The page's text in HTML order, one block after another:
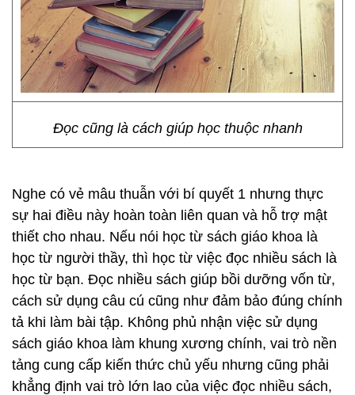
Đọc cũng là cách giúp học thuộc nhanh
Nghe có vẻ mâu thuẫn với bí quyết 1 nhưng thực
sự hai điều này hoàn toàn liên quan và hỗ trợ mật
thiết cho nhau. Nếu nói học từ sách giáo khoa là
học từ người thầy, thì học từ việc đọc nhiều sách là
học từ bạn. Đọc nhiều sách giúp bồi dưỡng vốn từ,
cách sử dụng câu cú cũng như đảm bảo đúng chính
tả khi làm bài tập. Không phủ nhận việc sử dụng
sách giáo khoa làm khung xương chính, vai trò nền
tảng cung cấp kiến thức chủ yếu nhưng cũng phải
khẳng định vai trò lớn lao của việc đọc nhiều sách,